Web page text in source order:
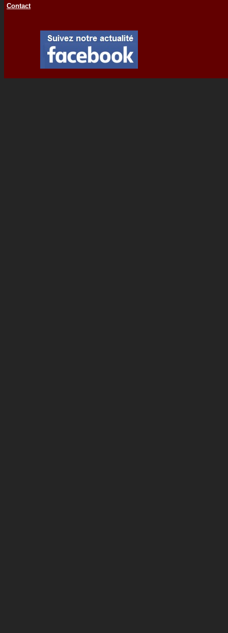
Contact